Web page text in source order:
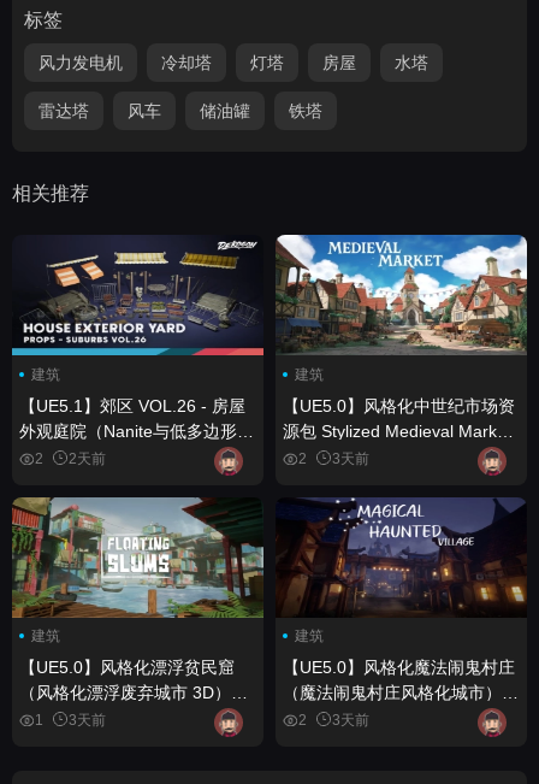
标签
风力发电机 冷却塔 灯塔 房屋 水塔
雷达塔 风车 储油罐 铁塔
相关推荐
建筑
【UE5.1】郊区 VOL.26 - 房屋
外观庭院（Nanite与低多边形）
Suburbs VOL.26 - House
Exterior Yard (Nanite and Low
Poly)
2 2天前
建筑
【UE5.0】风格化中世纪市场资
源包 Stylized Medieval Market
Fatpack
2 3天前
建筑
【UE5.0】风格化漂浮贫民窟
（风格化漂浮废弃城市 3D）
Stylized Floating Slums (
1 3天前
建筑
【UE5.0】风格化魔法闹鬼村庄
（魔法闹鬼村庄风格化城市）
Stylized Magical Haunted
2 3天前